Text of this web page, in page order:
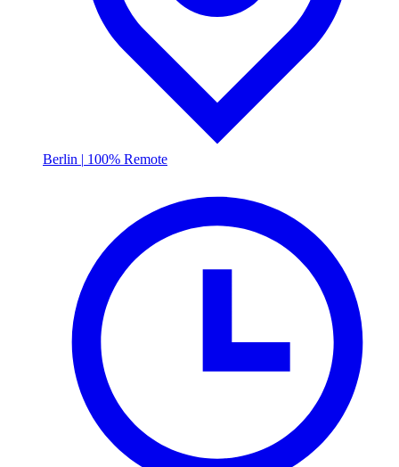
Berlin | 100% Remote